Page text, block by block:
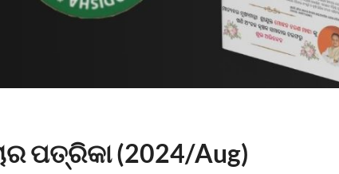
ପତ୍ରିକା (2024/Aug)